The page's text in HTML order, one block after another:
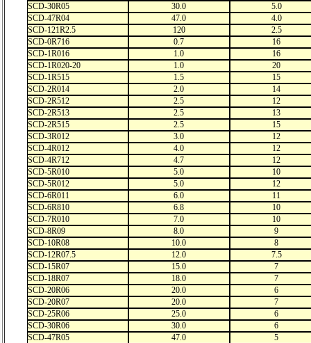
SCD-30R05
30.0
5.0
SCD-47R04
47.0
4.0
SCD-121R2.5
120
2.5
SCD-0R716
0.7
16
SCD-1R016
1.0
16
SCD-1R020-20
1.0
20
SCD-1R515
1.5
15
SCD-2R014
2.0
14
SCD-2R512
2.5
12
SCD-2R513
2.5
13
SCD-2R515
2.5
15
SCD-3R012
3.0
12
SCD-4R012
4.0
12
SCD-4R712
4.7
12
SCD-5R010
5.0
10
SCD-5R012
5.0
12
SCD-6R011
6.0
11
SCD-6R810
6.8
10
SCD-7R010
7.0
10
SCD-8R09
8.0
9
SCD-10R08
10.0
8
SCD-12R07.5
12.0
7.5
SCD-15R07
15.0
7
SCD-18R07
18.0
7
SCD-20R06
20.0
6
SCD-20R07
20.0
7
SCD-25R06
25.0
6
SCD-30R06
30.0
6
SCD-47R05
47.0
5